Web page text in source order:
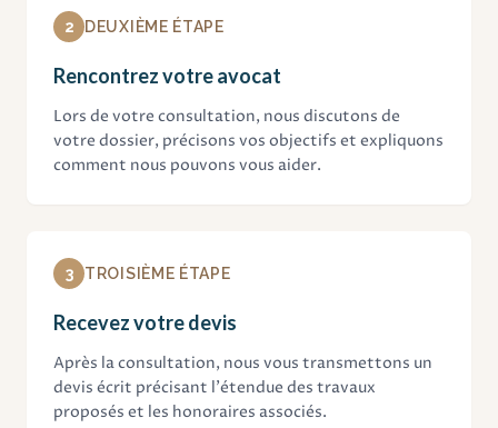
2 DEUXIÈME ÉTAPE
Rencontrez votre avocat
Lors de votre consultation, nous discutons de
votre dossier, précisons vos objectifs et expliquons
comment nous pouvons vous aider.
3 TROISIÈME ÉTAPE
Recevez votre devis
Après la consultation, nous vous transmettons un
devis écrit précisant l'étendue des travaux
proposés et les honoraires associés.